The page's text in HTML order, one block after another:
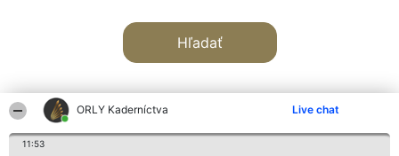
ORLY Kaderníctva Live chat
11:53
Hľadať